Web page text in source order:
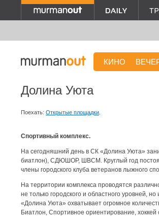
КИНО
Долина Уюта
Поехать: Открытые площадки
Спортивный комплекс.
На сегодняшний день в СК «Долина Уюта»
биатлон), СДЮШОР, ШВСМ. Круглый год
члены городского клуба ветеранов лыжного
На территории комплекса проводятся
не только городского и областного уровней,
«Долина Уюта» охватывает огромное
Биатлон, Спортивное ориентирование,